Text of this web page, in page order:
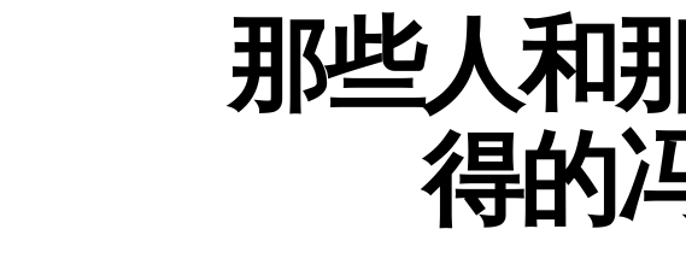
那些人和
得的